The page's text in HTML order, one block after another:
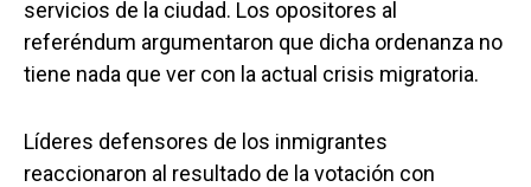
servicios de la ciudad. Los opositores al
referéndum argumentaron que dicha ordenanza no
tiene nada que ver con la actual crisis migratoria.
Líderes defensores de los inmigrantes
reaccionaron al resultado de la votación con